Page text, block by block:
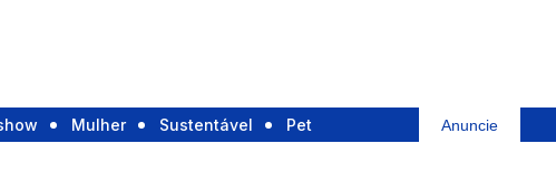
Mulher Sustentável Pet Anuncie